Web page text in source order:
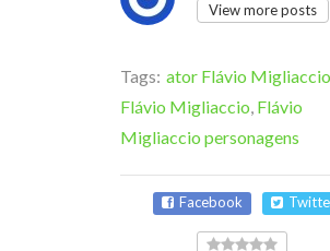
View more posts
Tags: ator Flávio Migliaccio
Flávio Migliaccio, Flávio
Migliaccio personagens
Facebook